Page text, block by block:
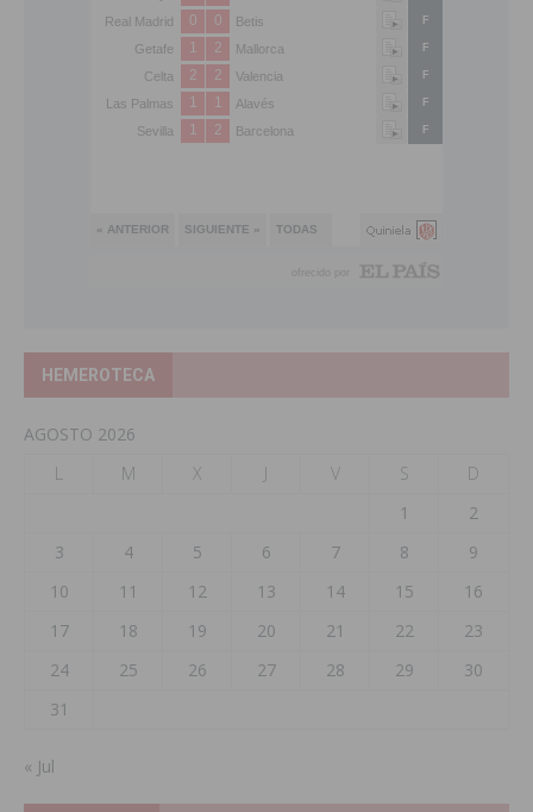
HEMEROTECA
AGOSTO 2026
L
M X J V S
D
1
2
3
4 5 6 7 8
9
10
11 12 13 14 15
16
17
18 19 20 21 22
23
24
25 26 27 28 29
30
31
« Jul